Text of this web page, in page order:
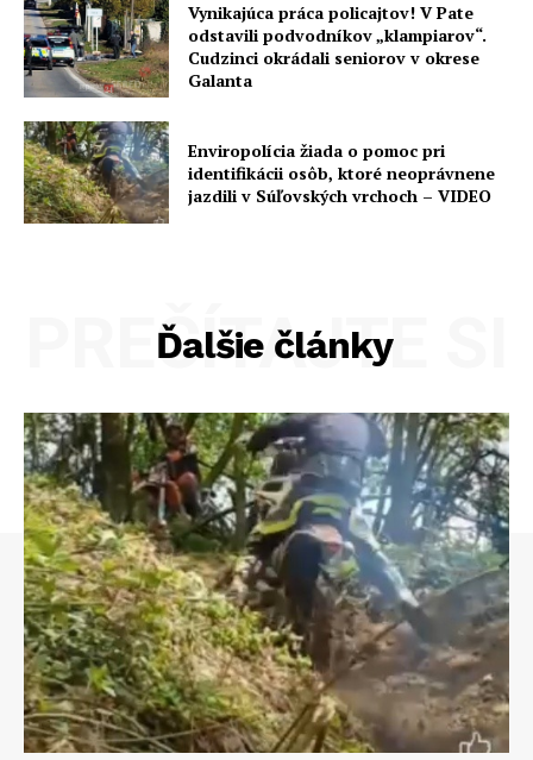
Vynikajúca práca policajtov! V Pate
odstavili podvodníkov „klampiarov“.
Cudzinci okrádali seniorov v okrese
Galanta
Enviropolícia žiada o pomoc pri
identifikácii osôb, ktoré neoprávnene
jazdili v Súľovských vrchoch – VIDEO
Ďalšie články
PREČÍTAJTE SI